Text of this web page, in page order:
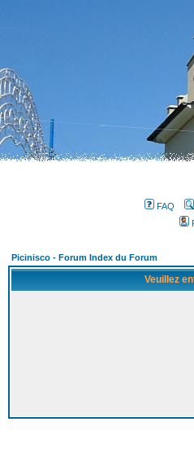
FAQ
Picinisco - Forum Index du Forum
Veuillez